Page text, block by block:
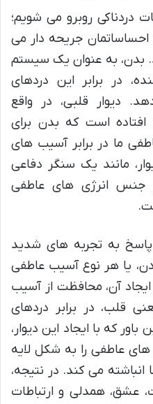
دردناکی روبرو می شویم؛
جریحه دار می
بدن، به عنوان یک سیستم
در برابر این دردهای
دیوار قلبی، در واقع
است که بدن برای
ما در برابر آسیب های
مانند یک سنگر دفاعی
جنس انرژی های عاطفی
پاسخ به تجربه های شدید
یا هر نوع آسیب عاطفی
آن، محافظت از آسیب
قلب، در برابر دردهای
باور که با ایجاد این دیوار،
عاطفی را به شکل لایه
انباشته می کند. در نتیجه،
عشق، همدلی و ارتباطات